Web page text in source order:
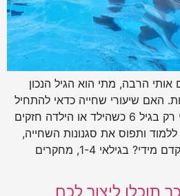
הרבה, מתי הוא הגיל הנכון
האם שיעורי שחייה כדאי להתחיל
כבר בשלב פעוטות, או אולי רק בגיל 6 כשהילד או הילדה חזקים
ותפוס את סגנונות השחייה,
באם גיל 4 זה הזמן או שמוקדם מידי? בגילאי 1-4, מחקרים
תוכלו ליצור לכם